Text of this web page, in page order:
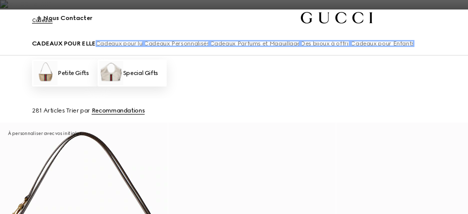
Nous Contacter
Cadeaux
CADEAUX POUR ELLE Cadeaux pour lui Cadeaux Personnalisés Cadeaux Parfums et Maquillage Des bijoux à offrir Cadeaux pour Enfants
Petite Gifts Special Gifts
281 Articles Trier par Recommandations
À personnaliser avec vos initiales